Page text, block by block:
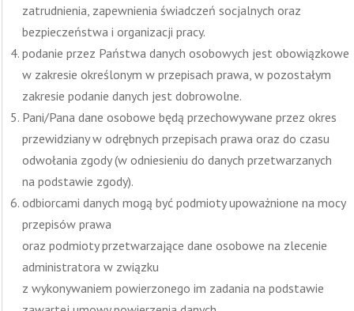
zatrudnienia, zapewnienia świadczeń socjalnych oraz
bezpieczeństwa i organizacji pracy.
podanie przez Państwa danych osobowych jest obowiązkowe
w zakresie określonym w przepisach prawa, w pozostałym
zakresie podanie danych jest dobrowolne.
Pani/Pana dane osobowe będą przechowywane przez okres
przewidziany w odrębnych przepisach prawa oraz do czasu
odwołania zgody (w odniesieniu do danych przetwarzanych
na podstawie zgody).
odbiorcami danych mogą być podmioty upoważnione na mocy
przepisów prawa
oraz podmioty przetwarzające dane osobowe na zlecenie
administratora w związku
z wykonywaniem powierzonego im zadania na podstawie